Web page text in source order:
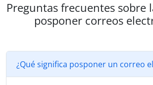
Preguntas frecuentes sobre
posponer correos
¿Qué significa posponer un correo